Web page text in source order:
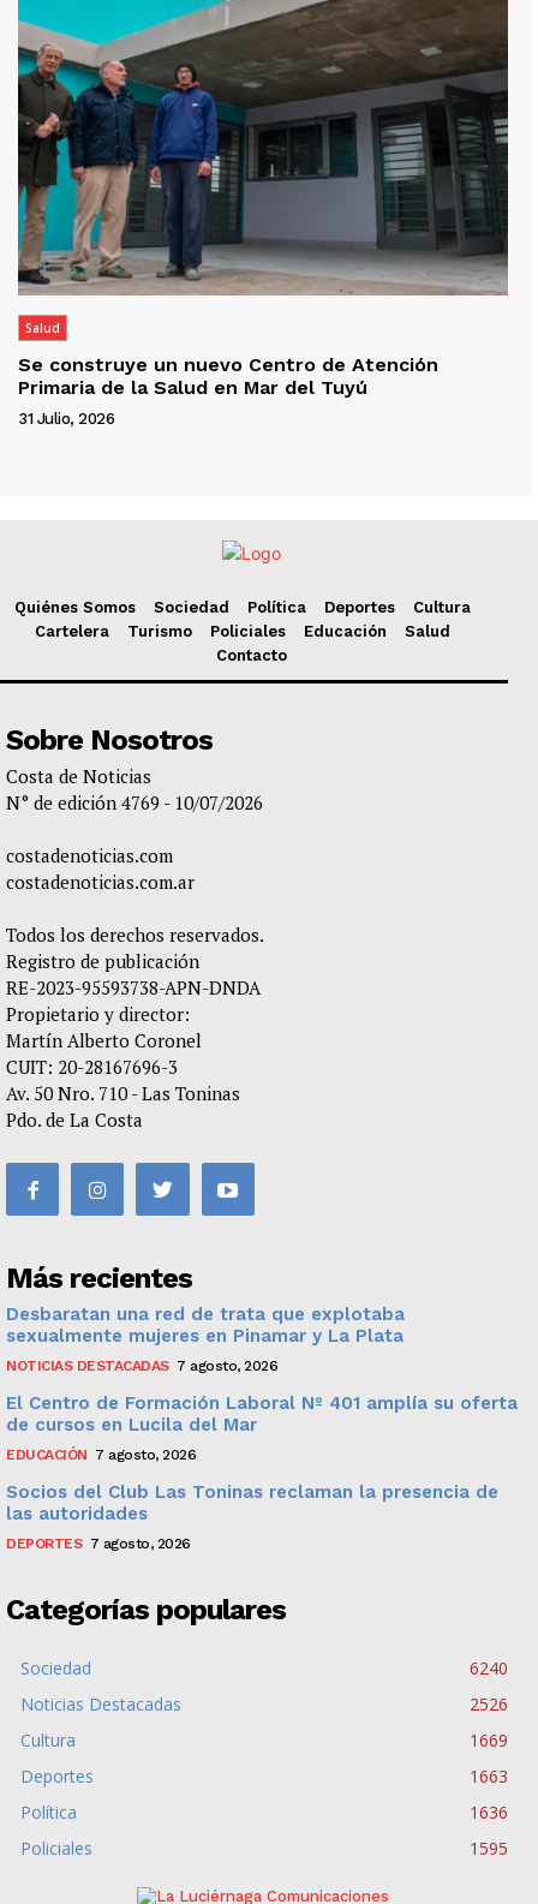
Salud
Se construye un nuevo Centro de Atención
Primaria de la Salud en Mar del Tuyú
31 Julio, 2026
Quiénes Somos Sociedad Política Deportes
Cultura
Cartelera
Turismo Policiales Educación
Salud
Contacto
Sobre Nosotros
Costa de Noticias
N° de edición 4769 - 10/07/2026
costadenoticias.com
costadenoticias.com.ar
Todos los derechos reservados.
Registro de publicación
RE-2023-95593738-APN-DNDA
Propietario y director:
Martín Alberto Coronel
CUIT: 20-28167696-3
Av. 50 Nro. 710 - Las Toninas
Pdo. de La Costa
Más recientes
Desbaratan una red de trata que explotaba
sexualmente mujeres en Pinamar y La Plata
NOTICIAS DESTACADAS 7 agosto, 2026
El Centro de Formación Laboral Nº 401 amplía su oferta
de cursos en Lucila del Mar
EDUCACIÓN 7 agosto, 2026
Socios del Club Las Toninas reclaman la presencia de
las autoridades
DEPORTES 7 agosto, 2026
Categorías populares
Sociedad
6240
Noticias Destacadas
2526
Cultura
1669
Deportes
1663
Política
1636
Policiales
1595